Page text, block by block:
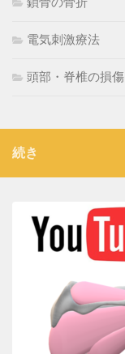
電気刺激療法
頭部・脊椎の損傷
続き